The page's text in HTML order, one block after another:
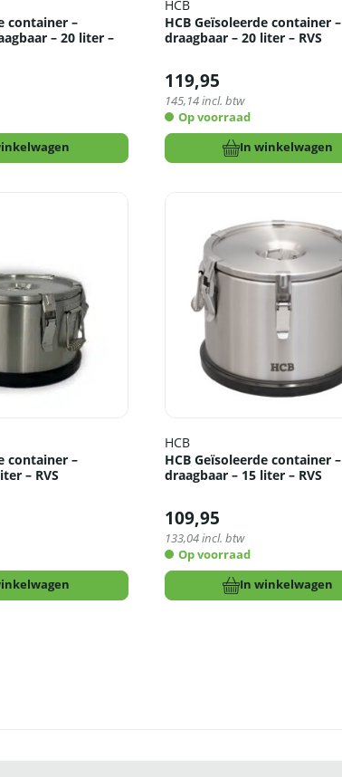
container –
– 20 liter –
HCB
HCB Geïsoleerde container –
draagbaar – 20 liter – RVS
119,95
145,14incl. btw
Op voorraad
In winkelwagen
container –
– RVS
HCB
HCB Geïsoleerde container –
draagbaar – 15 liter – RVS
109,95
133,04incl. btw
Op voorraad
In winkelwagen